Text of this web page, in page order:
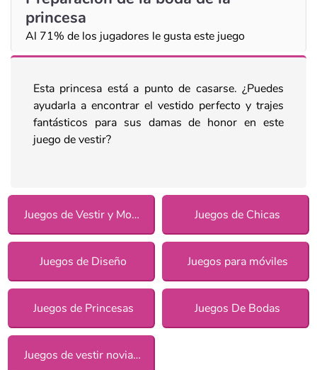
princesa
Al 71% de los jugadores le gusta este juego
Esta princesa está a punto de casarse. ¿Puedes
ayudarla a encontrar el vestido perfecto y trajes
fantásticos para sus damas de honor en este
juego de vestir?
Juegos de Vestir y Moda Juegos de Chicas
Juegos de Diseño Juegos para móviles
Juegos de Princesas Juegos De Bodas
Juegos de vestir novias para chicas